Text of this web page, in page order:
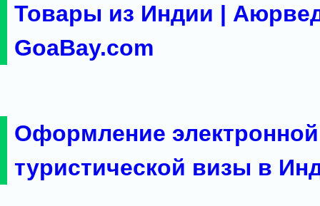
Товары из Индии |
GoaBay.com
Оформление электронной
туристической визы в